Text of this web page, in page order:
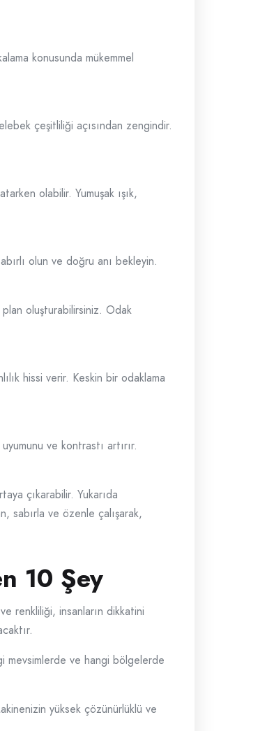
konusunda mükemmel
çeşitliliği açısından zengindir.
olabilir. Yumuşak ışık,
olun ve doğru anı bekleyin.
oluşturabilirsiniz. Odak
hissi verir. Keskin bir odaklama
ve kontrastı artırır.
çıkarabilir. Yukarıda
sabırla ve özenle çalışarak,
10 Şey
renkliliği, insanların dikkatini
mevsimlerde ve hangi bölgelerde
yüksek çözünürlüklü ve